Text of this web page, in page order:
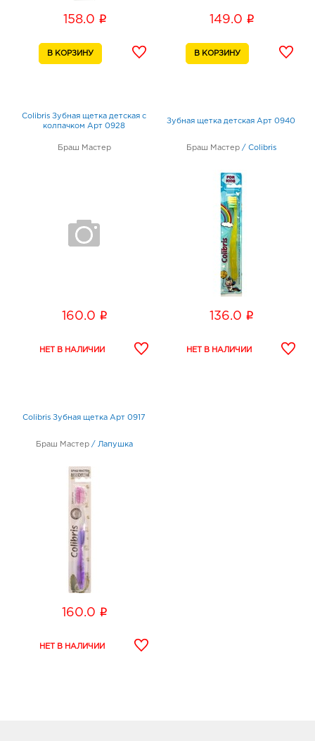
158.0 i 149.0 i
Colibris Зубная щетка детская с
колпачком Арт 0928
Браш Мастер
160.0 i
Зубная щетка детская Арт 0940
Браш Мастер / Colibris
136.0 i
Colibris Зубная щетка Арт 0917
Браш Мастер / Лапушка
160.0 i